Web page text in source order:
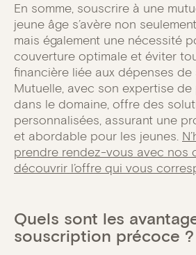
En somme, souscrire à une
jeune âge s’avère non
mais également une nécessité
couverture optimale et éviter
financière liée aux dépenses de
Mutuelle, avec son expertise
dans le domaine, offre des
personnalisées, assurant une
et abordable pour les jeunes.
prendre rendez-vous avec nos
découvrir l’offre qui vous
Quels sont les
souscription précoce ?